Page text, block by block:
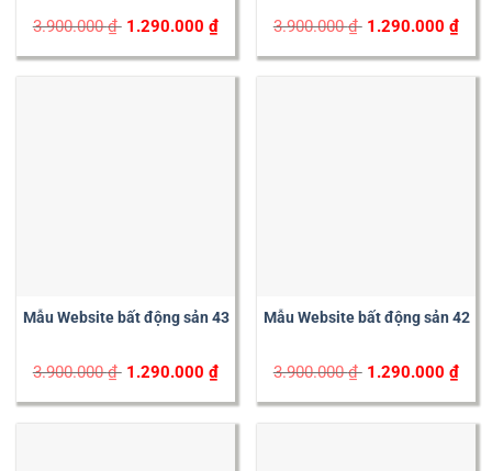
3.900.000₫ Original
was:
1.290.000₫Current
is:
3.900.000₫ Original
was:
1.290.000₫
is:
Mẫu Website bất động sản 43
3.900.000₫ Original
was:
1.290.000₫Current
is:
Mẫu Website bất động sản 42
3.900.000₫ Original
was:
1.290.000₫
is: